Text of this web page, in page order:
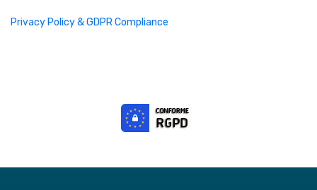
Privacy Policy & GDPR Compliance